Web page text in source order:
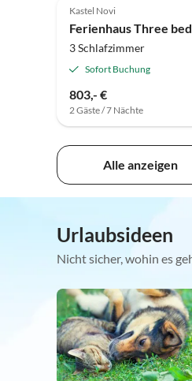
Kastel Novi
3 Schlafzimmer
Sofort Buchung
803,- €
2 Gäste / 7 Nächte
Alle anzeigen
Urlaubsideen
Nicht sicher, wohin es